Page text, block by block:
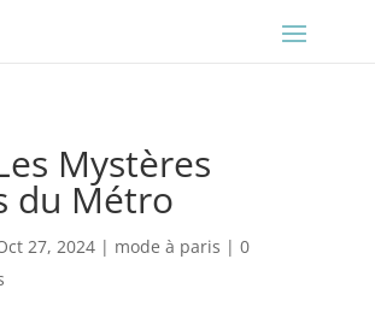
Mystères
du Métro
27, 2024| mode à paris | 0